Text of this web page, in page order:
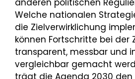
anderen politischen
Welche nationalen
die Zielverwirklichung
können Fortschritte bei der
transparent, messbar und
vergleichbar gemacht
trägt die Agenda 2030